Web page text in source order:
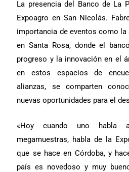
La presencia del Banco de La
Expoagro en San Nicolás.
importancia de eventos como la
en Santa Rosa, donde el
progreso y la innovación en el
en estos espacios de
alianzas, se comparten
nuevas oportunidades para el
«Hoy cuando uno habla
megamuestras, habla de la
que se hace en Córdoba, y
país es novedoso y muy